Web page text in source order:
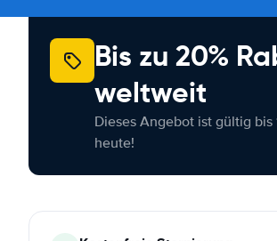
Bis zu 20%
weltweit
Dieses Angebot ist gültig
heute!